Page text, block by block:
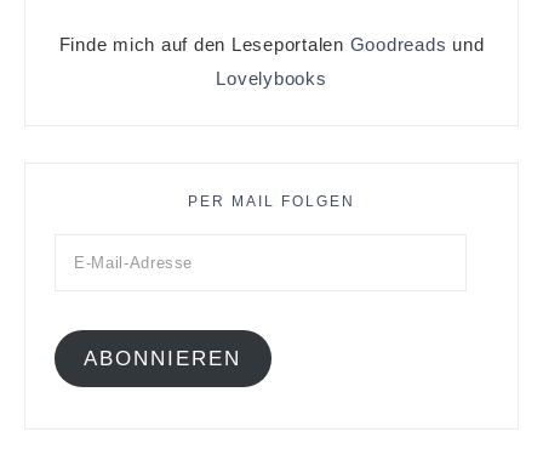
Finde mich auf den Leseportalen Goodreads und
Lovelybooks
PER MAIL FOLGEN
ABONNIEREN